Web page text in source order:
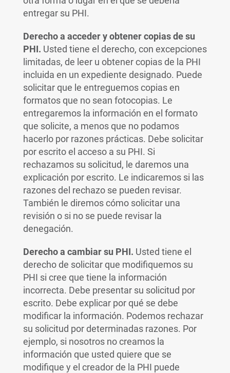
entregar su PHI.
Derecho a acceder y obtener copias de su
PHI. Usted tiene el derecho, con excepciones
limitadas, de leer u obtener copias de la PHI
incluida en un expediente designado. Puede
solicitar que le entreguemos copias en
formatos que no sean fotocopias. Le
entregaremos la información en el formato
que solicite, a menos que no podamos
hacerlo por razones prácticas. Debe solicitar
por escrito el acceso a su PHI. Si
rechazamos su solicitud, le daremos una
explicación por escrito. Le indicaremos si las
razones del rechazo se pueden revisar.
También le diremos cómo solicitar una
revisión o si no se puede revisar la
denegación.
Derecho a cambiar su PHI. Usted tiene el
derecho de solicitar que modifiquemos su
PHI si cree que tiene la información
incorrecta. Debe presentar su solicitud por
escrito. Debe explicar por qué se debe
modificar la información. Podemos rechazar
su solicitud por determinadas razones. Por
ejemplo, si nosotros no creamos la
información que usted quiere que se
modifique y el creador de la PHI puede